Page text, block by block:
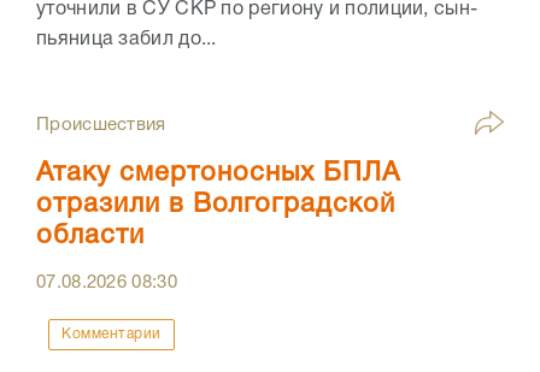
уточнили в СУ СКР по региону и полиции, сын-
пьяница забил до...
Происшествия
Атаку смертоносных БПЛА
отразили в Волгоградской
области
07.08.202608:30
Комментарии